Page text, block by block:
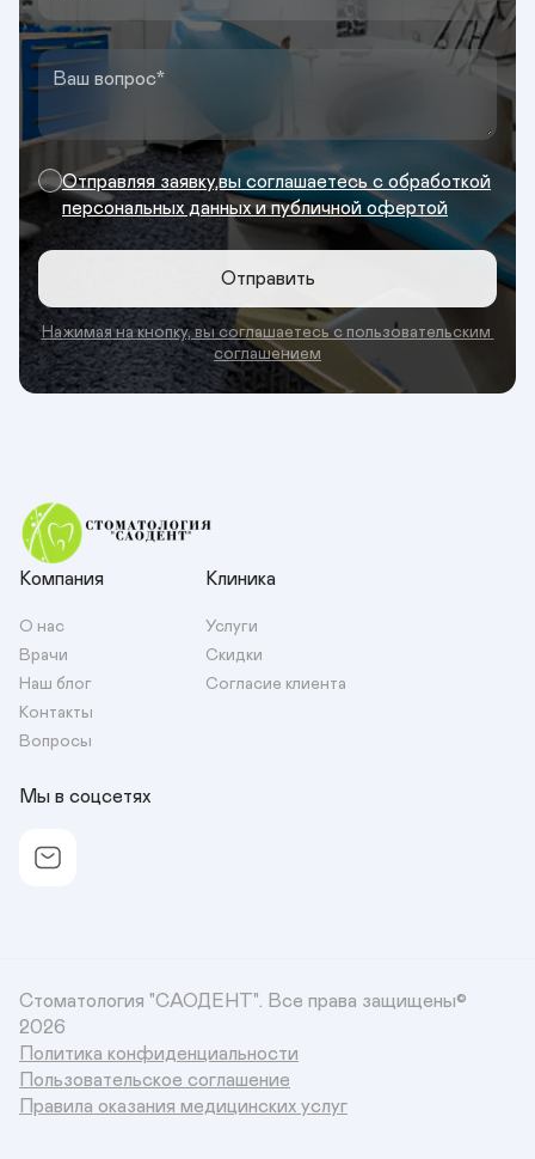
Ваш вопрос
Отправляя заявку,вы соглашаетесь с обработкой
персональных данных и публичной офертой
Отправить
Нажимая на кнопку, вы соглашаетесь с пользовательским
соглашением
Компания
О нас
Врачи
Наш блог
Контакты
Вопросы
Клиника
Услуги
Скидки
Согласие клиента
Мы в соцсетях
Стоматология "САОДЕНТ". Все права защищены©
2026
Политика конфиденциальности
Пользовательское соглашение
Правила оказания медицинских услуг